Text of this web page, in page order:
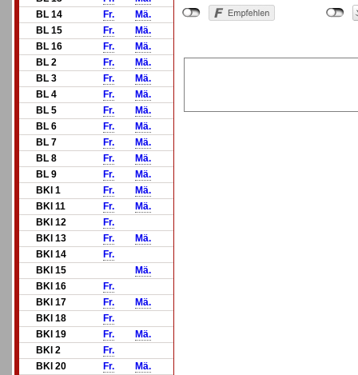
BL 14
Fr.
Mä.
BL 15
Fr.
Mä.
BL 16
Fr.
Mä.
BL 2
Fr.
Mä.
BL 3
Fr.
Mä.
BL 4
Fr.
Mä.
BL 5
Fr.
Mä.
BL 6
Fr.
Mä.
BL 7
Fr.
Mä.
BL 8
Fr.
Mä.
BL 9
Fr.
Mä.
BKl 1
Fr.
Mä.
BKl 11
Fr.
Mä.
BKl 12
Fr.
BKl 13
Fr.
Mä.
BKl 14
Fr.
BKl 15
Mä.
BKl 16
Fr.
BKl 17
Fr.
Mä.
BKl 18
Fr.
BKl 19
Fr.
Mä.
BKl 2
Fr.
BKl 20
Fr.
Mä.